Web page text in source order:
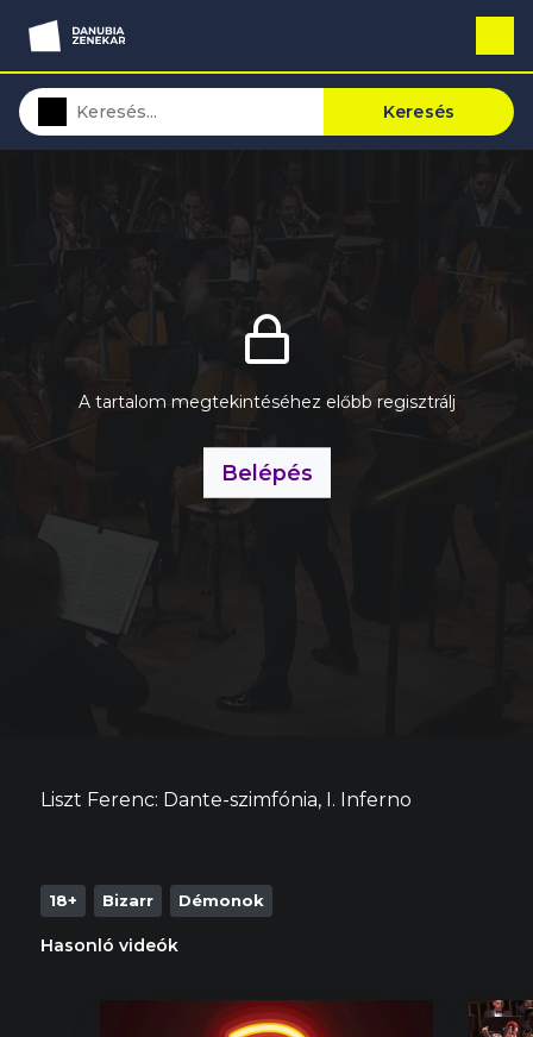
Keresés
A tartalom megtekintéséhez előbb regisztrálj
Belépés
Liszt Ferenc: Dante-szimfónia, I. Inferno
18+ Bizarr Démonok
Hasonló videók